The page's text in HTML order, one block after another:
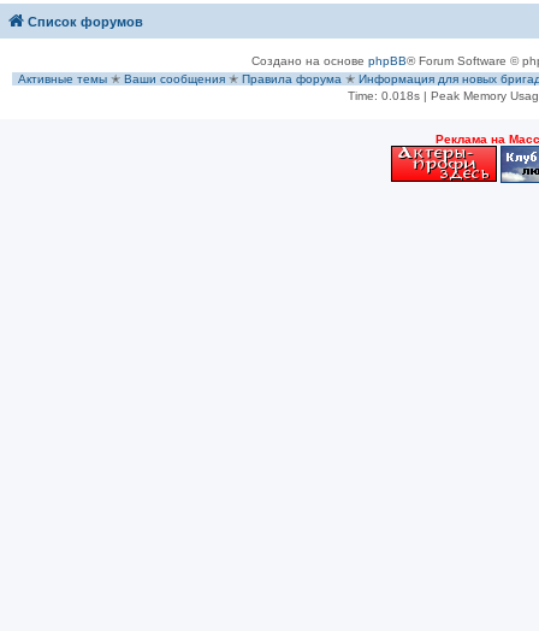
Список форумов
Создано на основе phpBB® Forum Software ©
Активные темы ✭ Ваши сообщения ✭ Правила форума ✭ Информация для новых
Time: 0.018s| Peak Memory
Рeклама на